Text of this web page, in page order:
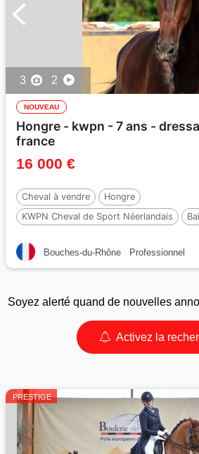
3 2
NOUVEAU
Hongre - kwpn - 7 ans -
france
16 000 €
Cheval à vendre
Hongre
KWPN Cheval de Sport Néerlandais
Bouches-du-Rhône
Professionnel
Soyez alerté quand de nouvelles
Activez la
PRESTIGE